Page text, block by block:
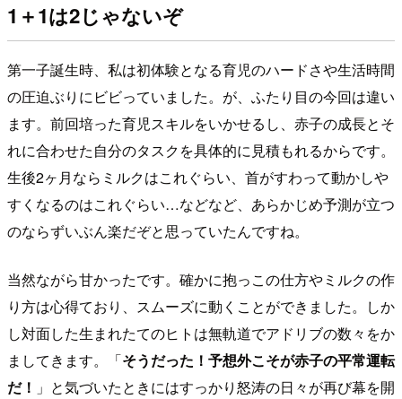
1＋1は2じゃないぞ
第一子誕生時、私は初体験となる育児のハードさや生活時間
の圧迫ぶりにビビっていました。が、ふたり目の今回は違い
ます。前回培った育児スキルをいかせるし、赤子の成長とそ
れに合わせた自分のタスクを具体的に見積もれるからです。
生後2ヶ月ならミルクはこれぐらい、首がすわって動かしや
すくなるのはこれぐらい…などなど、あらかじめ予測が立つ
のならずいぶん楽だぞと思っていたんですね。
当然ながら甘かったです。確かに抱っこの仕方やミルクの作
り方は心得ており、スムーズに動くことができました。しか
し対面した生まれたてのヒトは無軌道でアドリブの数々をか
ましてきます。「そうだった！予想外こそが赤子の平常運転
だ！ 」と気づいたときにはすっかり怒涛の日々が再び幕を開